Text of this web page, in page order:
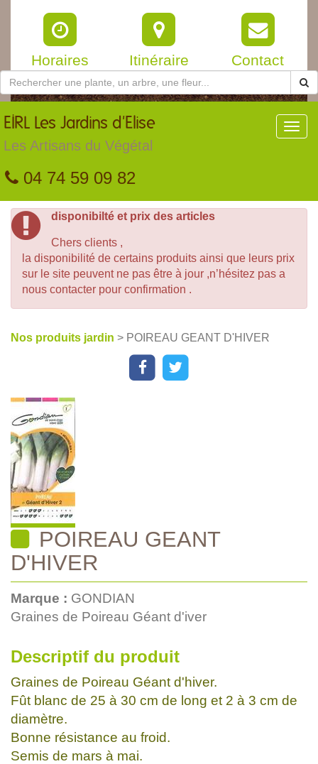
Horaires Itinéraire Contact
EIRL Les Jardins d'Elise
Les Artisans du Végétal
04 74 59 09 82
disponibilté et prix des articles
Chers clients ,
la disponibilité de certains produits ainsi que leurs prix
sur le site peuvent ne pas être à jour ,n’hésitez pas a
nous contacter pour confirmation .
Nos produits jardin > POIREAU GEANT D'HIVER
POIREAU GEANT
D'HIVER
Marque : GONDIAN
Graines de Poireau Géant d'iver
Descriptif du produit
Graines de Poireau Géant d'hiver.
Fût blanc de 25 à 30 cm de long et 2 à 3 cm de
diamètre.
Bonne résistance au froid.
Semis de mars à mai.